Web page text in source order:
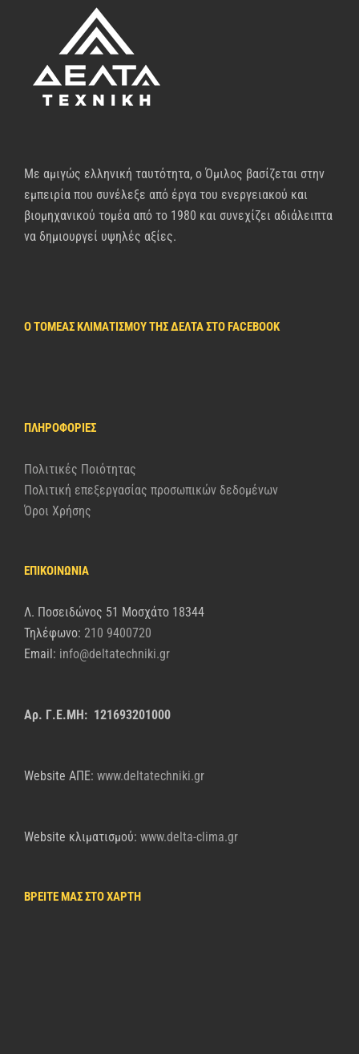
Με αμιγώς ελληνική ταυτότητα, ο Όμιλος βασίζεται στην
εμπειρία που συνέλεξε από έργα του ενεργειακού και
βιομηχανικού τομέα από το 1980 και συνεχίζει αδιάλειπτα
να δημιουργεί υψηλές αξίες.
Ο ΤΟΜΈΑΣ ΚΛΙΜΑΤΙΣΜΟΎ ΤΗΣ ΔΈΛΤΑ ΣΤΟ FACEBOOK
ΠΛΗΡΟΦΟΡΊΕΣ
Πολιτικές Ποιότητας
Πολιτική επεξεργασίας προσωπικών δεδομένων
Όροι Χρήσης
ΕΠΙΚΟΙΝΩΝΙΑ
Λ. Ποσειδώνος 51 Μοσχάτο 18344
Τηλέφωνο: 210 9400720
Email: info@deltatechniki.gr
Αρ. Γ.Ε.ΜΗ: 121693201000
Website AΠΕ: www.deltatechniki.gr
Website κλιματισμού: www.delta-clima.gr
ΒΡΕΙΤΕ ΜΑΣ ΣΤΟ ΧΑΡΤΗ